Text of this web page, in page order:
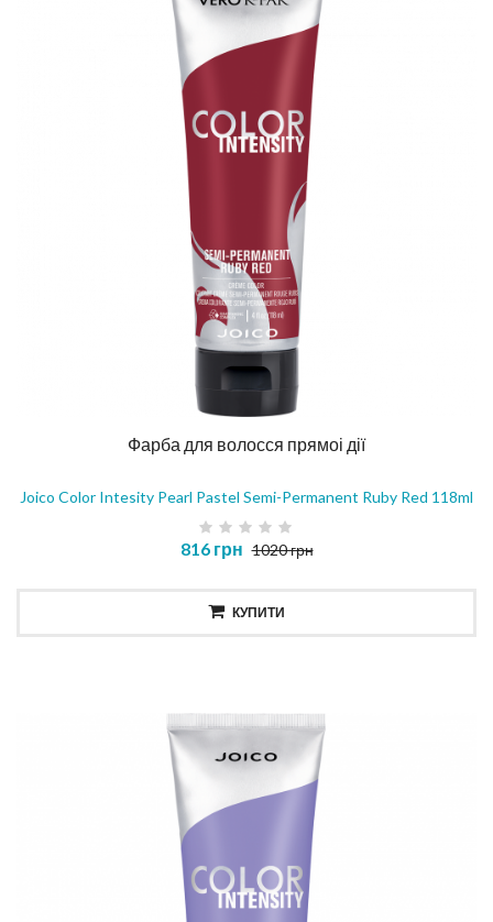
Фарба для волосся прямоі дії
Joico Color Intesity Pearl Pastel Semi-Permanent Ruby Red 118ml
816 грн 1020 грн
КУПИТИ